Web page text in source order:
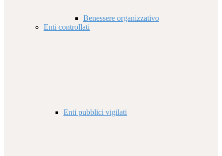
Benessere organizzativo
Enti controllati
Enti pubblici vigilati